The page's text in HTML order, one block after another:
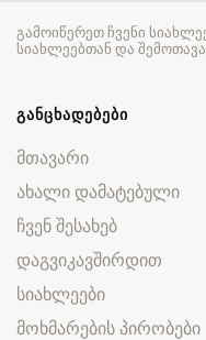
გამოიწერეთ ჩვენი
სიახლეებთან და
ᲒᲐᲜᲪᲮᲐᲓᲔᲑᲔᲑᲘ
მთავარი
ახალი დამატებული
ჩვენ შესახებ
დაგვიკავშირდით
სიახლეები
მოხმარების პირობები